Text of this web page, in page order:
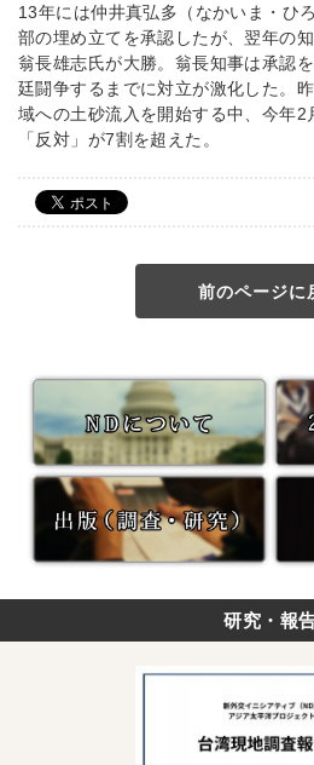
13年には仲井真弘多（なかいま・ひ
部の埋め立てを承認したが、翌年の
翁長雄志氏が大勝。翁長知事は承認
廷闘争するまでに対立が激化した。
域への土砂流入を開始する中、今年2
「反対」が7割を超えた。
前のページに
研究・報